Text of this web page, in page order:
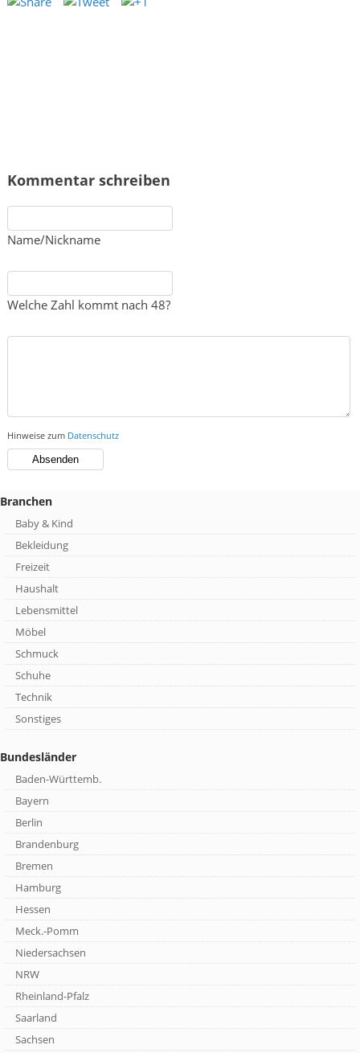
Kommentar schreiben
Name/Nickname
Welche Zahl kommt nach 48?
Hinweise zum Datenschutz
Branchen
Baby & Kind
Bekleidung
Freizeit
Haushalt
Lebensmittel
Möbel
Schmuck
Schuhe
Technik
Sonstiges
Bundesländer
Baden-Württemb.
Bayern
Berlin
Brandenburg
Bremen
Hamburg
Hessen
Meck.-Pomm
Niedersachsen
NRW
Rheinland-Pfalz
Saarland
Sachsen